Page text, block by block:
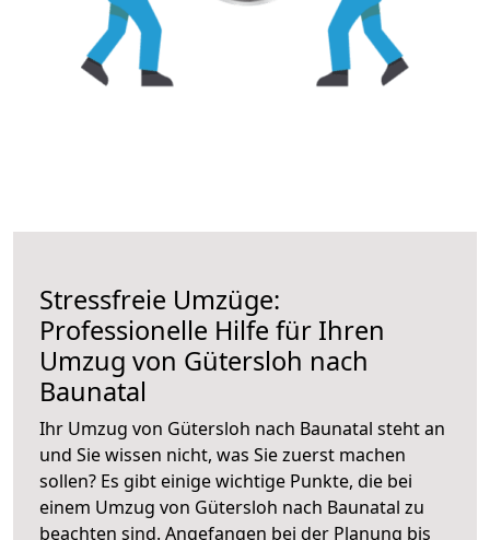
Stressfreie Umzüge:
Professionelle Hilfe für Ihren
Umzug von Gütersloh nach
Baunatal
Ihr Umzug von Gütersloh nach Baunatal steht an
und Sie wissen nicht, was Sie zuerst machen
sollen? Es gibt einige wichtige Punkte, die bei
einem Umzug von Gütersloh nach Baunatal zu
beachten sind. Angefangen bei der Planung bis